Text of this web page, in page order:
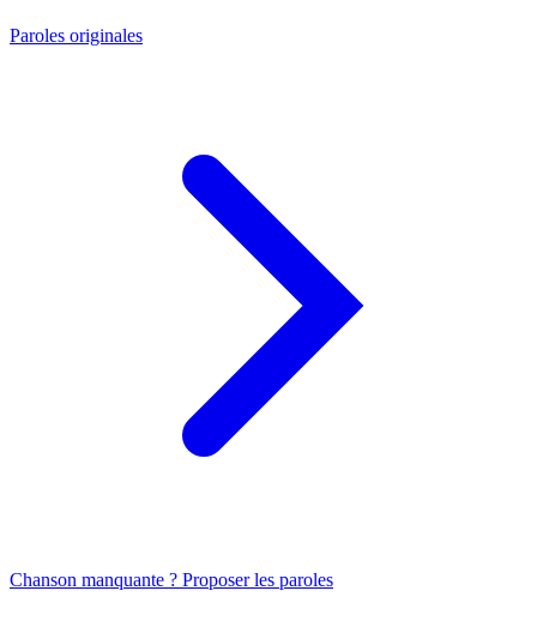
Paroles originales
Chanson manquante ? Proposer les paroles